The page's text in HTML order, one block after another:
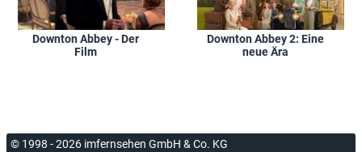
Downton Abbey - Der
Film
Downton Abbey 2: Eine
neue Ära
© 1998 - 2026 imfernsehen GmbH & Co. KG